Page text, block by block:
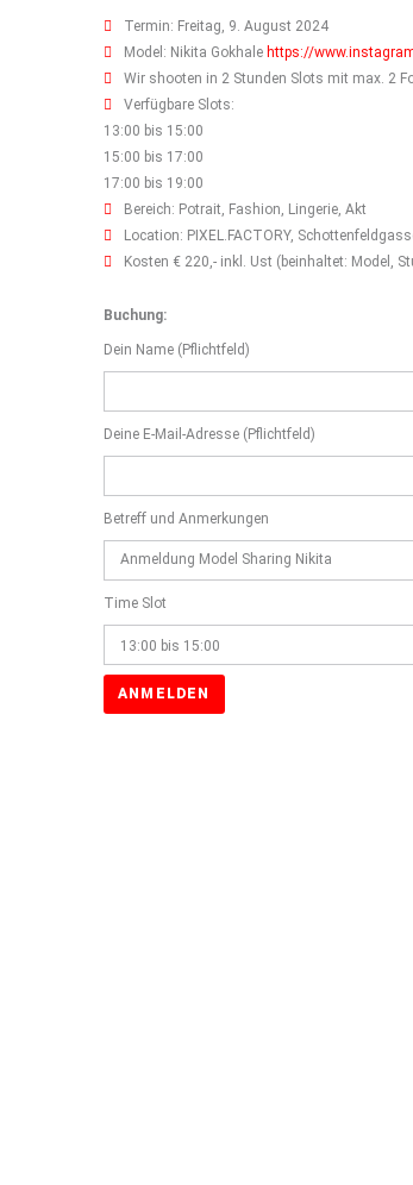
Termin: Freitag, 9. August 2024
Model: Nikita Gokhale https://
Wir shooten in 2 Stunden Slots mit max. 2
Verfügbare Slots:
13:00 bis 15:00
15:00 bis 17:00
17:00 bis 19:00
Bereich: Potrait, Fashion, Lingerie, Akt
Location: PIXEL.FACTORY,
Kosten € 220,- inkl. Ust (beinhaltet: Model,
Buchung:
Dein Name (Pflichtfeld)
Deine E-Mail-Adresse (Pflichtfeld)
Betreff und Anmerkungen
Time Slot